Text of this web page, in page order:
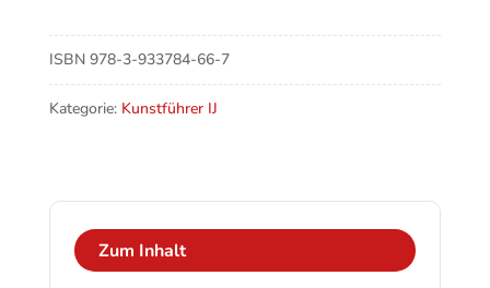
St.
Jodokus
Menge
ISBN 978-3-933784-66-7
Kategorie: Kunstführer IJ
Zum Inhalt